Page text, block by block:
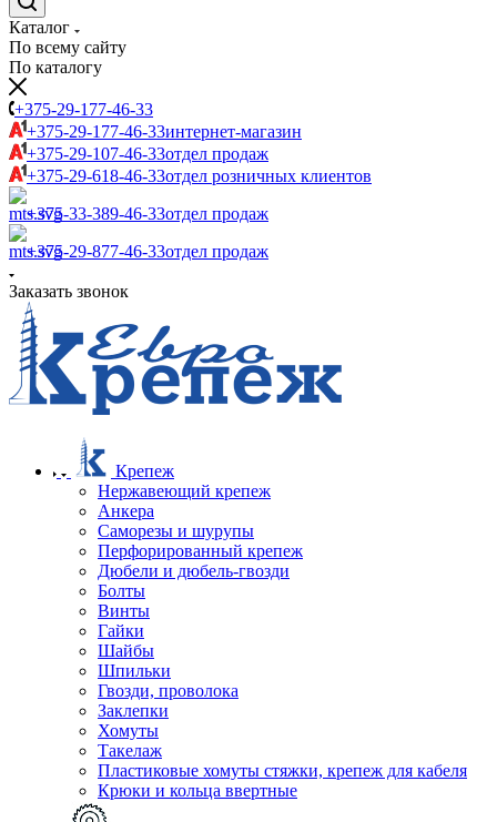
Каталог
По всему сайту
По каталогу
+375-29-177-46-33
+375-29-177-46-33интернет-магазин
+375-29-107-46-33отдел продаж
+375-29-618-46-33отдел розничных клиентов
+375-33-389-46-33отдел продаж
+375-29-877-46-33отдел продаж
Заказать звонок
Крепеж
Нержавеющий крепеж
Анкера
Саморезы и шурупы
Перфорированный крепеж
Дюбели и дюбель-гвозди
Болты
Винты
Гайки
Шайбы
Шпильки
Гвозди, проволока
Заклепки
Хомуты
Такелаж
Пластиковые хомуты стяжки, крепеж для кабеля
Крюки и кольца ввертные